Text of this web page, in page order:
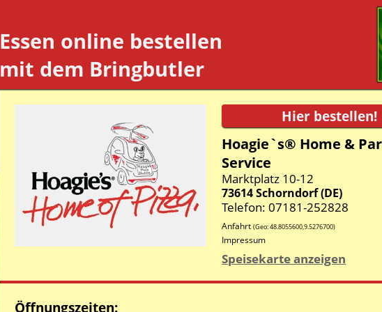
Essen online bestellen
mit dem Bringbutler
Hoagie`s® Home &
Service
Marktplatz 10-12
73614Schorndorf(DE)
Telefon: 07181-252828
Anfahrt (Geo:48.8055600,9.5276700)
Impressum
Speisekarte anzeigen
Öffnungszeiten: